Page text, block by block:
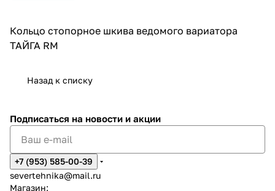
Кольцо стопорное шкива ведомого вариатора
ТАЙГА RM
Назад к списку
Подписаться на новости и акции
+7 (953) 585-00-39
severtehnika@mail.ru
Магазин: